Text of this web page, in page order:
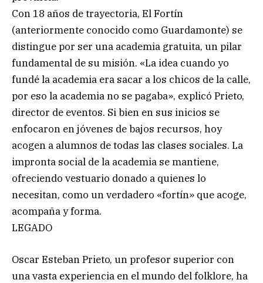
Con 18 años de trayectoria, El Fortín
(anteriormente conocido como Guardamonte) se
distingue por ser una academia gratuita, un pilar
fundamental de su misión. «La idea cuando yo
fundé la academia era sacar a los chicos de la calle,
por eso la academia no se pagaba», explicó Prieto,
director de eventos. Si bien en sus inicios se
enfocaron en jóvenes de bajos recursos, hoy
acogen a alumnos de todas las clases sociales. La
impronta social de la academia se mantiene,
ofreciendo vestuario donado a quienes lo
necesitan, como un verdadero «fortín» que acoge,
acompaña y forma.
LEGADO
Oscar Esteban Prieto, un profesor superior con
una vasta experiencia en el mundo del folklore, ha